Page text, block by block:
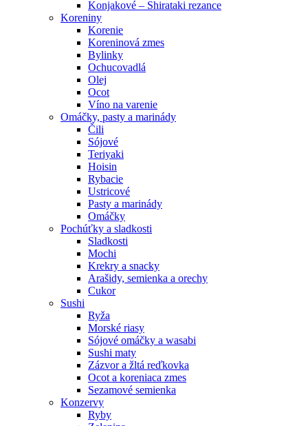
Konjakové – Shirataki rezance
Koreniny
Korenie
Koreninová zmes
Bylinky
Ochucovadlá
Olej
Ocot
Víno na varenie
Omáčky, pasty a marinády
Čili
Sójové
Teriyaki
Hoisin
Rybacie
Ustricové
Pasty a marinády
Omáčky
Pochúťky a sladkosti
Sladkosti
Mochi
Krekry a snacky
Arašidy, semienka a orechy
Cukor
Sushi
Ryža
Morské riasy
Sójové omáčky a wasabi
Sushi maty
Zázvor a žltá reďkovka
Ocot a koreniaca zmes
Sezamové semienka
Konzervy
Ryby